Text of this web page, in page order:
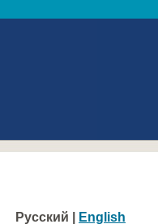
Русский | English